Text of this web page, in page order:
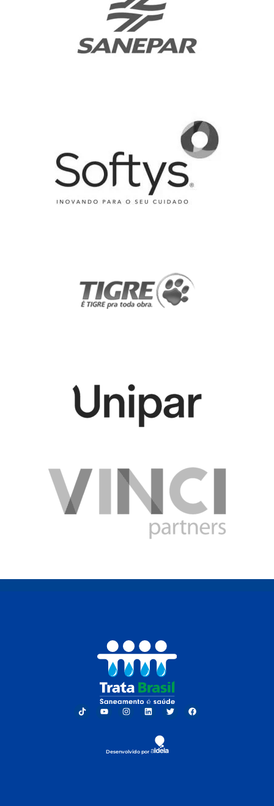
Desenvolvido por